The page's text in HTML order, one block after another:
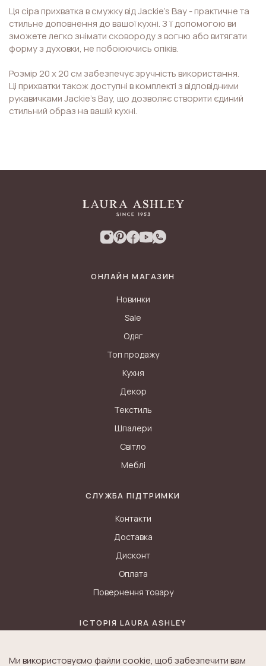
Ця сіра прихватка в смужку від Jackie's Bay - практичне та
стильне доповнення до вашої кухні. З її допомогою ви
зможете легко знімати сковороду з вогню або витягати
форму з духовки, не побоюючись опіків.
Розмір 20 х 20 см забезпечує зручність використання.
Ці прихватки також доступні в комплекті з відповідними
рукавичками Jackie's Bay, що дозволяє створити єдиний
стильний образ на вашій кухні.
ОНЛАЙН МАГАЗИН
Новинки
Sale
Одяг
Топ продажу
Кухня
Декор
Текстиль
Шпалери
Світло
Меблі
СЛУЖБА ПІДТРИМКИ
Контакти
Доставка
Дисконт
Оплата
Повернення товару
ІСТОРІЯ LAURA ASHLEY
Ми використовуємо файли cookie, щоб забезпечити вам